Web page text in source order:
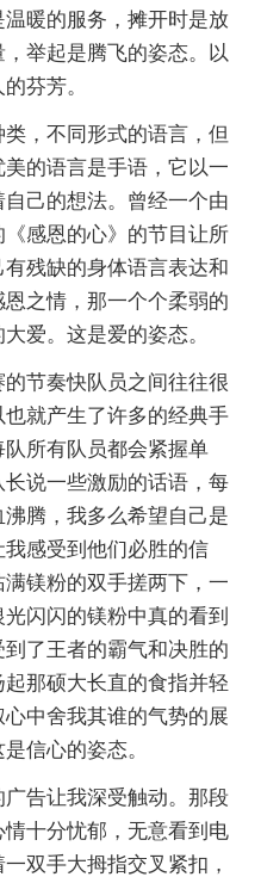
暖的服务，摊开时是放
举起是腾飞的姿态。以
芬芳。
，不同形式的语言，但
的语言是手语，它以一
己的想法。曾经一个由
感恩的心》的节目让所
残缺的身体语言表达和
之情，那一个个柔弱的
爱。这是爱的姿态。
节奏快队员之间往往很
就产生了许多的经典手
所有队员都会紧握单
说一些激励的话语，每
腾，我多么希望自己是
感受到他们必胜的信
镁粉的双手搓两下，一
闪闪的镁粉中真的看到
了王者的霸气和决胜的
那硕大长直的食指并轻
中舍我其谁的气势的展
信心的姿态。
告让我深受触动。那段
十分忧郁，无意看到电
双手大拇指交叉紧扣，